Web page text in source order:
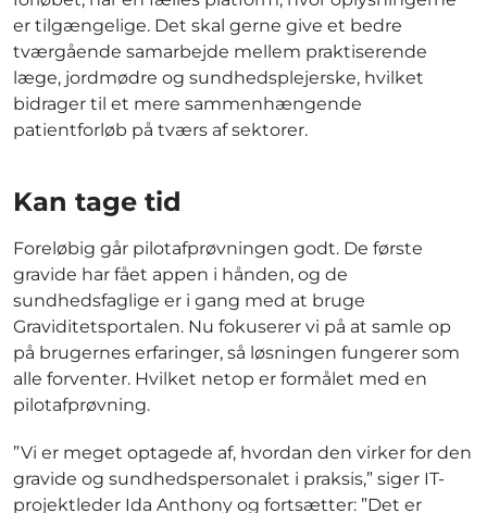
er tilgængelige. Det skal gerne give et bedre
tværgående samarbejde mellem praktiserende
læge, jordmødre og sundhedsplejerske, hvilket
bidrager til et mere sammenhængende
patientforløb på tværs af sektorer.
Kan tage tid
Foreløbig går pilotafprøvningen godt. De første
gravide har fået appen i hånden, og de
sundhedsfaglige er i gang med at bruge
Graviditetsportalen. Nu fokuserer vi på at samle op
på brugernes erfaringer, så løsningen fungerer som
alle forventer. Hvilket netop er formålet med en
pilotafprøvning.
”Vi er meget optagede af, hvordan den virker for den
gravide og sundhedspersonalet i praksis,” siger IT-
projektleder Ida Anthony og fortsætter: ”Det er